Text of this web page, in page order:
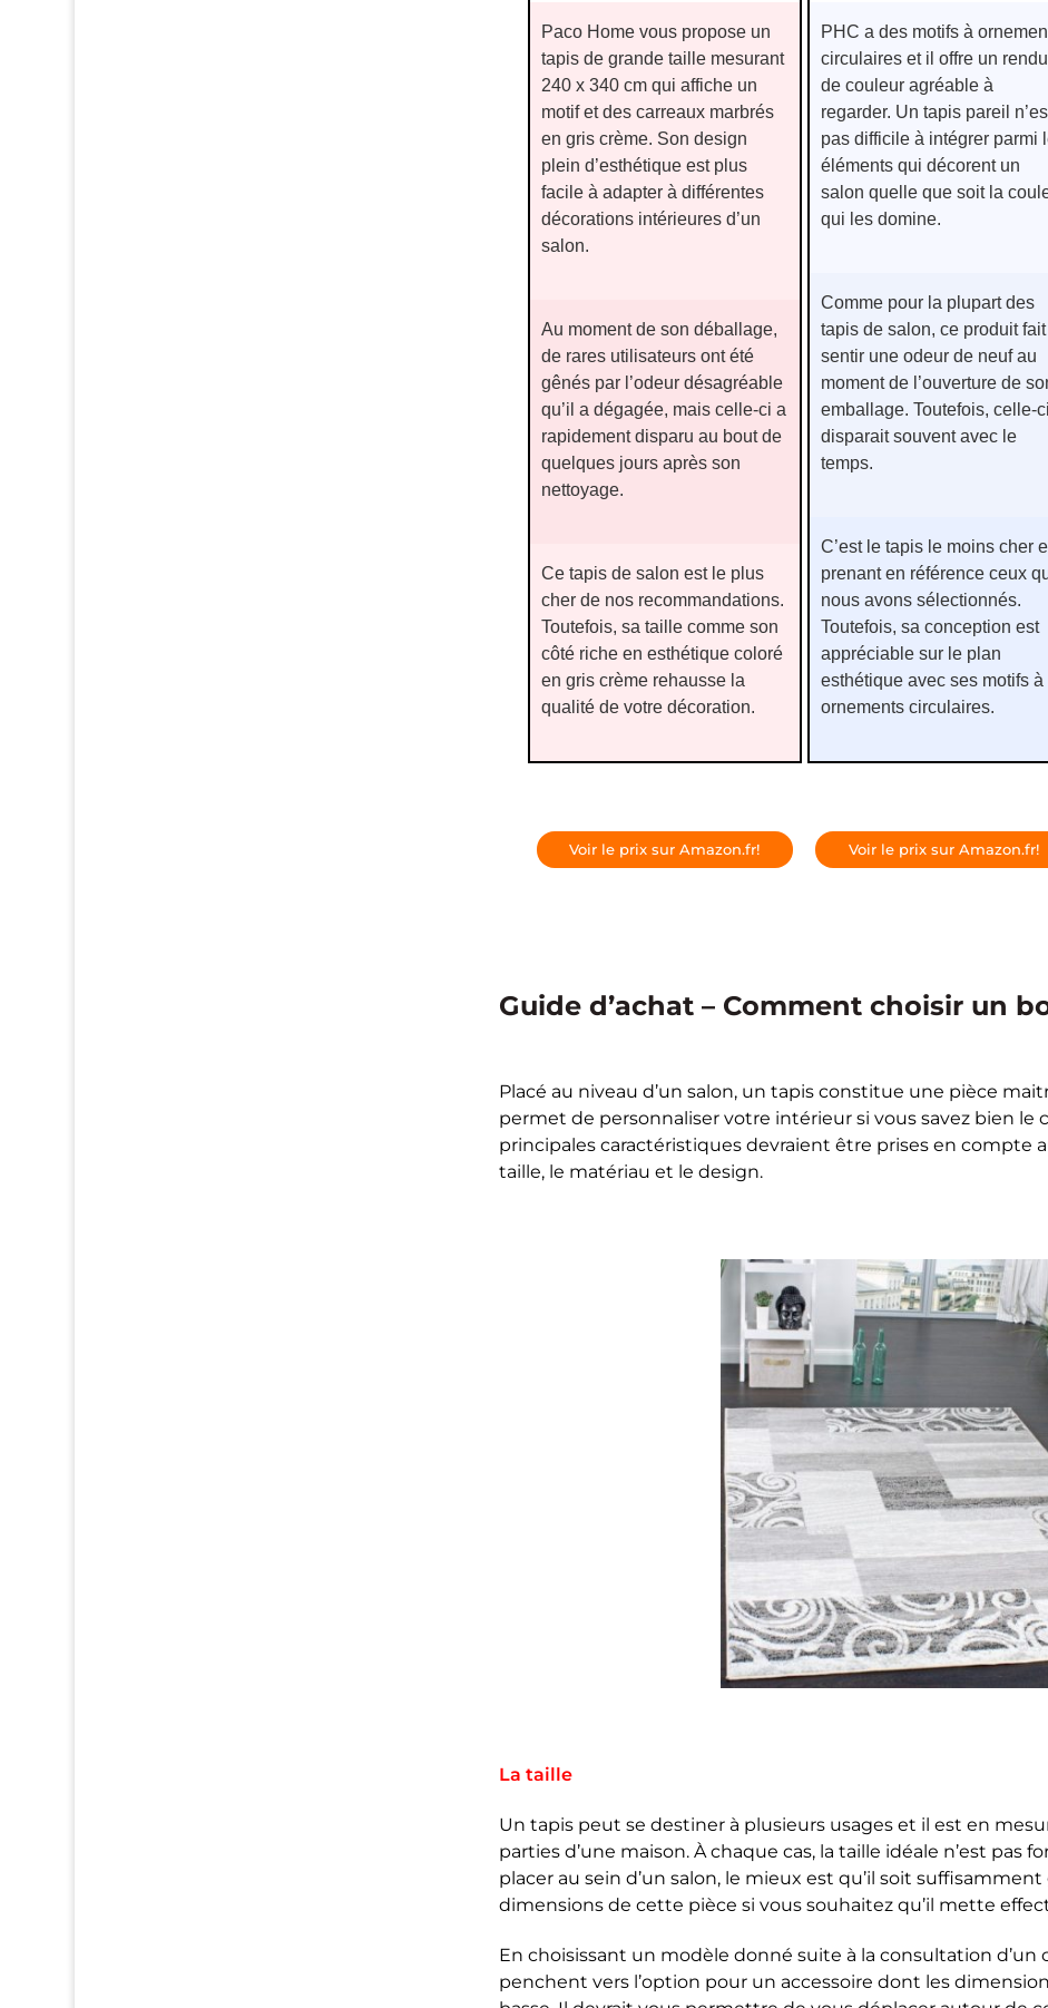
Paco Home vous propose un
tapis de grande taille mesurant
240 x 340 cm qui affiche un
motif et des carreaux marbrés
en gris crème. Son design
plein d’esthétique est plus
facile à adapter à différentes
décorations intérieures d’un
salon.
Au moment de son déballage,
de rares utilisateurs ont été
gênés par l’odeur désagréable
qu’il a dégagée, mais celle-ci a
rapidement disparu au bout de
quelques jours après son
nettoyage.
Ce tapis de salon est le plus
cher de nos recommandations.
Toutefois, sa taille comme son
côté riche en esthétique coloré
en gris crème rehausse la
qualité de votre décoration.
Voir le prix sur Amazon.fr!
PHC a des motifs à
circulaires et il offre un rendu
de couleur agréable à
regarder. Un tapis pareil
pas difficile à intégrer parmi
éléments qui décorent un
salon quelle que soit la
qui les domine.
Comme pour la plupart des
tapis de salon, ce produit fait
sentir une odeur de neuf au
moment de l’ouverture de
emballage. Toutefois, celle-ci
disparait souvent avec le
temps.
C’est le tapis le moins cher
prenant en référence ceux
nous avons sélectionnés.
Toutefois, sa conception est
appréciable sur le plan
esthétique avec ses motifs à
ornements circulaires.
Voir le prix sur Amazon.fr!
Guide d’achat – Comment choisir un
Placé au niveau d’un salon, un tapis constitue une pièce
permet de personnaliser votre intérieur si vous savez bien le
principales caractéristiques devraient être prises en compte
taille, le matériau et le design.
La taille
Un tapis peut se destiner à plusieurs usages et il est en
parties d’une maison. À chaque cas, la taille idéale n’est pas
placer au sein d’un salon, le mieux est qu’il soit
dimensions de cette pièce si vous souhaitez qu’il mette
En choisissant un modèle donné suite à la consultation d’un
penchent vers l’option pour un accessoire dont les